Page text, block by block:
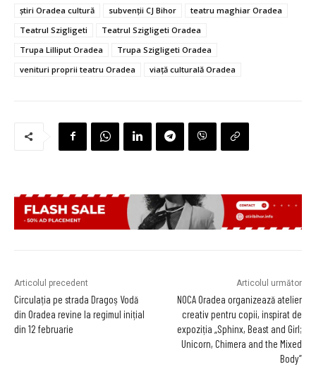
știri Oradea cultură subvenții CJ Bihor
teatru maghiar Oradea
Teatrul Szigligeti
Teatrul Szigligeti Oradea
Trupa Lilliput Oradea
Trupa Szigligeti Oradea
venituri proprii teatru Oradea
viață culturală Oradea
Articolul precedent
Circulația pe strada Dragoș Vodă
din Oradea revine la regimul inițial
din 12 februarie
Articolul următor
NOCA Oradea organizează atelier
creativ pentru copii, inspirat de
expoziția „Sphinx, Beast and Girl;
Unicorn, Chimera and the Mixed
Body”